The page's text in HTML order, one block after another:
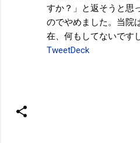
すか？」と返そうと思
のでやめました。当院
在、何もしてないです
TweetDeck